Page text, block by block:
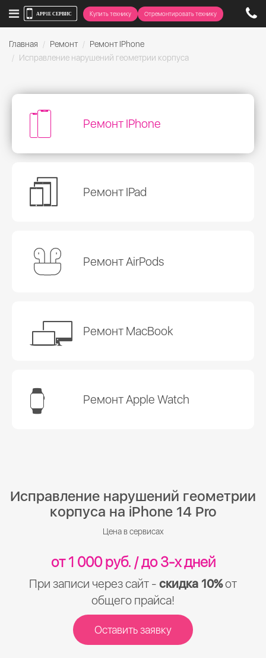
Купить технику Отремонтировать технику
Главная Ремонт
Ремонт IPhone
Исправление нарушений геометрии корпуса
Ремонт IPhone
Ремонт IPad
Ремонт AirPods
Ремонт MacBook
Ремонт Apple Watch
Исправление нарушений геометрии
корпуса на iPhone 14 Pro
Цена в сервисах
от 1 000 руб. / до 3-х дней
При записи через сайт - скидка 10%от
общего прайса!
Оставить заявку